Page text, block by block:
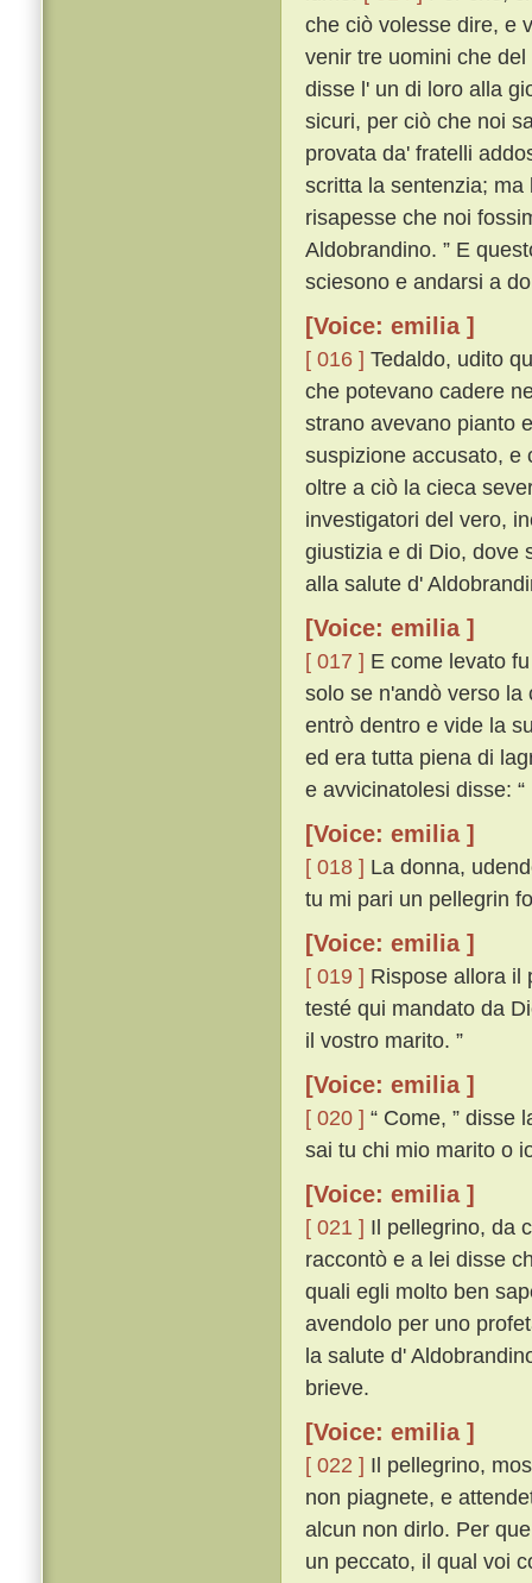
che ciò volesse dire, e
venir tre uomini che
disse l' un di loro alla
sicuri, per ciò che noi
provata da' fratelli
scritta la sentenzia;
risapesse che noi
Aldobrandino. ” E
sciesono e andarsi a
[Voice: emilia ]
[ 016 ] Tedaldo, udito
che potevano cadere
strano avevano pianto
suspizione accusato, e
oltre a ciò la cieca
investigatori del vero,
giustizia e di Dio, dove
alla salute d'
[Voice: emilia ]
[ 017 ] E come levato
solo se n'andò verso
entrò dentro e vide la
ed era tutta piena di
e avvicinatolesi disse:
[Voice: emilia ]
[ 018 ] La donna,
tu mi pari un pellegrin
[Voice: emilia ]
[ 019 ] Rispose allora il
testé qui mandato da
il vostro marito. ”
[Voice: emilia ]
[ 020 ] “ Come, ” disse
sai tu chi mio marito o
[Voice: emilia ]
[ 021 ] Il pellegrino, da
raccontò e a lei disse
quali egli molto ben
avendolo per uno
la salute d'
brieve.
[Voice: emilia ]
[ 022 ] Il pellegrino,
non piagnete, e
alcun non dirlo. Per
un peccato, il qual voi